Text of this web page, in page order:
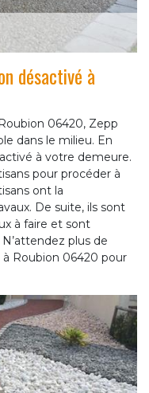
désactivé à
06420, Zepp
dans le milieu. En
à votre demeure.
pour procéder à
ont la
De suite, ils sont
à faire et sont
plus de
Roubion 06420 pour